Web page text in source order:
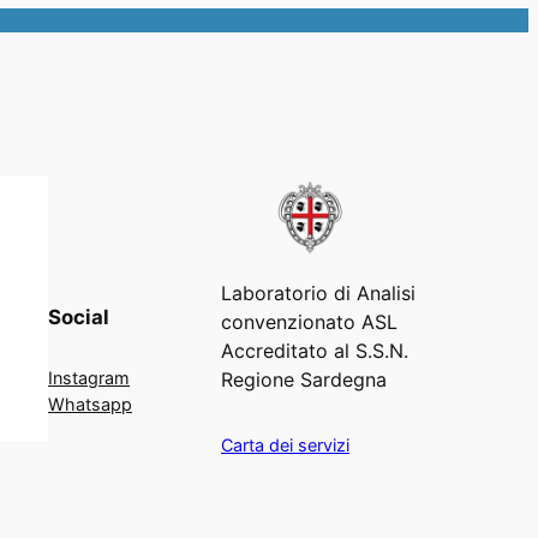
Social
Instagram
Whatsapp
Laboratorio di Analisi
convenzionato ASL
Accreditato al S.S.N.
Regione Sardegna
Carta dei servizi